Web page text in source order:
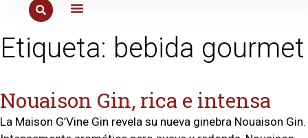
Etiqueta: bebida gourmet
Nouaison Gin, rica e intensa
La Maison G’Vine Gin revela su nueva ginebra Nouaison Gin.